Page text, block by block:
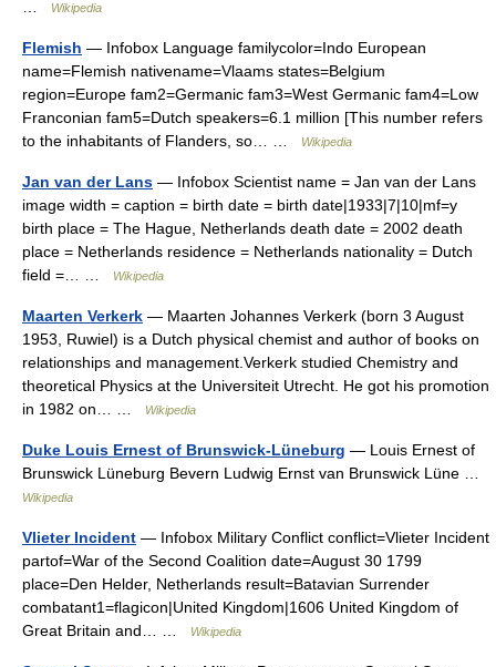
Wikipedia
Flemish — Infobox Language familycolor=Indo European
name=Flemish nativename=Vlaams states=Belgium
region=Europe fam2=Germanic fam3=West Germanic fam4=Low
Franconian fam5=Dutch speakers=6.1 million [This number refers
to the inhabitants of Flanders, so… …
Wikipedia
Jan van der Lans — Infobox Scientist name = Jan van der Lans
image width = caption = birth date = birth date|1933|7|10|mf=y
birth place = The Hague, Netherlands death date = 2002 death
place = Netherlands residence = Netherlands nationality = Dutch
field =… …
Wikipedia
Maarten Verkerk — Maarten Johannes Verkerk (born 3 August
1953, Ruwiel) is a Dutch physical chemist and author of books on
relationships and management.Verkerk studied Chemistry and
theoretical Physics at the Universiteit Utrecht. He got his promotion
in 1982 on… …
Wikipedia
Duke Louis Ernest of Brunswick-Lüneburg — Louis Ernest of
Brunswick Lüneburg Bevern Ludwig Ernst van Brunswick Lüne …
Wikipedia
Vlieter Incident — Infobox Military Conflict conflict=Vlieter Incident
partof=War of the Second Coalition date=August 30 1799
place=Den Helder, Netherlands result=Batavian Surrender
combatant1=flagicon|United Kingdom|1606 United Kingdom of
Great Britain and… …
Wikipedia